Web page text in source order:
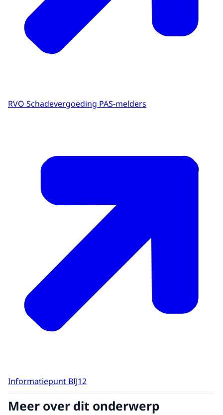
RVO Schadevergoeding PAS-melders
Informatiepunt BIJ12
Meer over dit onderwerp